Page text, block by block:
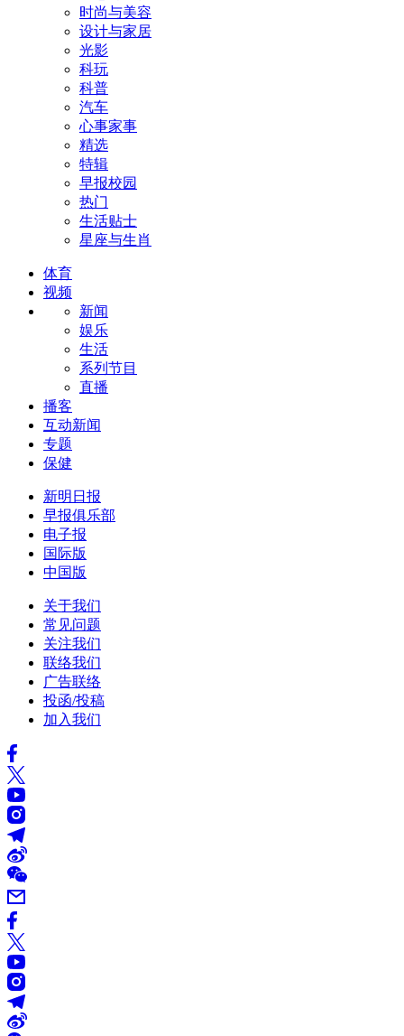
时尚与美容
设计与家居
光影
科玩
科普
汽车
心事家事
精选
特辑
早报校园
热门
生活贴士
星座与生肖
体育
视频
新闻
娱乐
生活
系列节目
直播
播客
互动新闻
专题
保健
新明日报
早报俱乐部
电子报
国际版
中国版
关于我们
常见问题
关注我们
联络我们
广告联络
投函/投稿
加入我们